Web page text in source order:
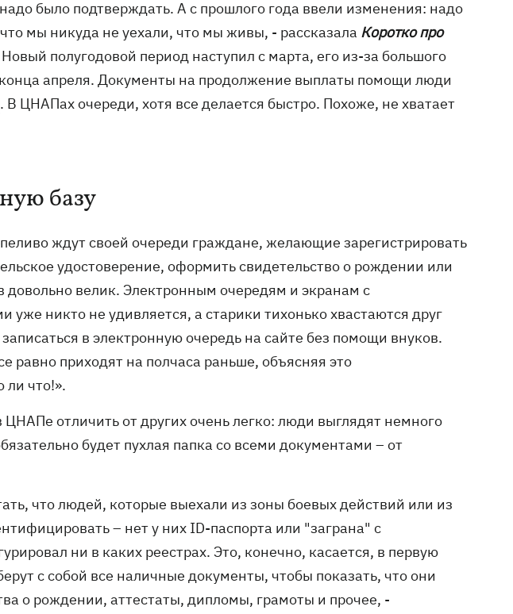
было подтверждать. А с прошлого года ввели изменения: надо
мы никуда не уехали, что мы живы, - рассказала Коротко про
полугодовой период наступил с марта, его из-за большого
апреля. Документы на продолжение выплаты помощи люди
. В ЦНАПах очереди, хотя все делается быстро. Похоже, не хватает
базу
ждут своей очереди граждане, желающие зарегистрировать
удостоверение, оформить свидетельство о рождении или
довольно велик. Электронным очередям и экранам с
никто не удивляется, а старики тихонько хвастаются друг
в электронную очередь на сайте без помощи внуков.
равно приходят на полчаса раньше, объясняя это
что!».
отличить от других очень легко: люди выглядят немного
будет пухлая папка со всеми документами – от
что людей, которые выехали из зоны боевых действий или из
– нет у них ID-паспорта или "заграна" с
ни в каких реестрах. Это, конечно, касается, в первую
с собой все наличные документы, чтобы показать, что они
о рождении, аттестаты, дипломы, грамоты и прочее, -